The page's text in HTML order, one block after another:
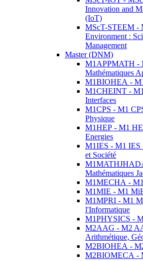
Innovation and
(IoT)
MScT-STEEM -
Environment :
Management
Master (DNM)
M1APPMATH -
Mathématiques
M1BIOHEA -
M1CHEINT -
Interfaces
M1CPS - M1
Physique
M1HEP - M1
Energies
M1IES - M1 IES
et Société
Mathématiques
M1MECHA -
M1MIE - M1
M1MPRI - M1
l'Informatique
M1PHYSICS -
M2AAG - M2
Arithmétique,
M2BIOHEA -
M2BIOMECA -